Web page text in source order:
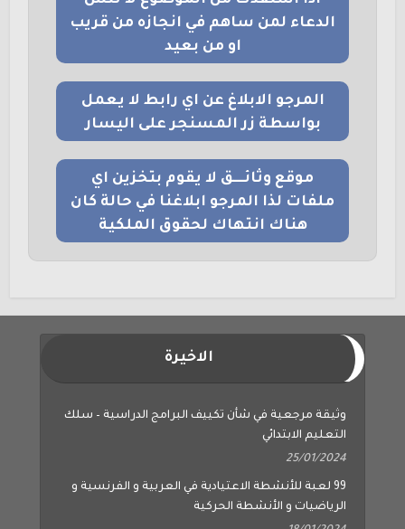
الدعاء لمن ساهم في انجازه من قريب
او من بعيد
المرجو الابلاغ عن اي رابط لا يعمل
بواسطة زر المسنجر على اليسار
موقع وثائــــق لا يقوم بتخزين اي
ملفات لذا المرجو ابلاغنا في حالة كان
هناك انتهاك لحقوق الملكية
التعليم الابتدائي
25/01/2024
الرياضيات و الأنشطة الحركية